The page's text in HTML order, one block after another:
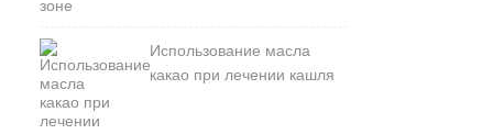
Использование масла
какао при лечении кашля